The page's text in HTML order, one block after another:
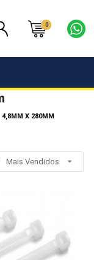
0
4,8MM X 280MM
Mais Vendidos